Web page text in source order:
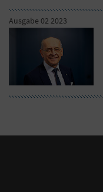
Ausgabe 02 2023